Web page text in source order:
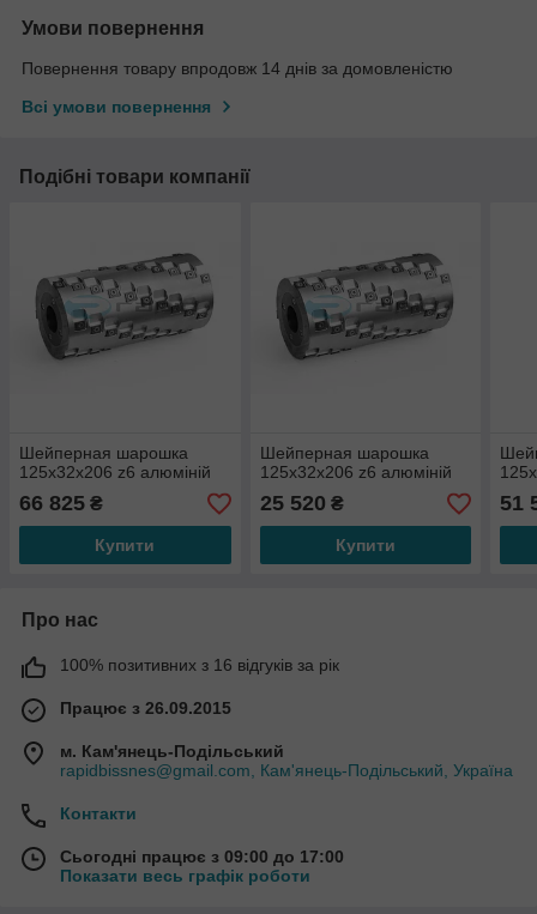
Умови повернення
Повернення товару впродовж 14 днів за домовленістю
Всі умови повернення
Подібні товари компанії
Шейперная шарошка
125х32х206 z6 алюміній
66 825 ₴
Купити
Шейперная шарошка
125х32х206 z6 алюміній
25 520 ₴
Купити
51
Про нас
100% позитивних з 16 відгуків за рік
Працює з 26.09.2015
м. Кам'янець-Подільський
rapidbissnes@gmail.com, Кам'янець-Подільський, Україна
Контакти
Сьогодні працює з 09:00 до 17:00
Показати весь графік роботи